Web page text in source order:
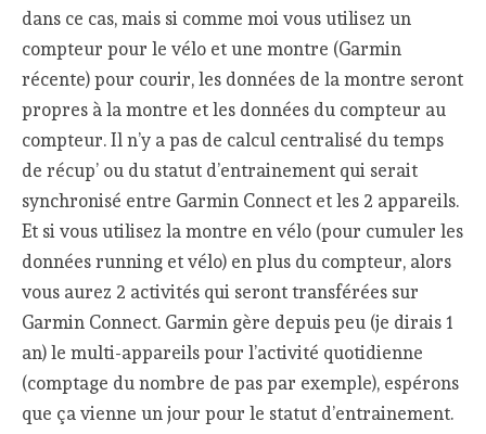
dans ce cas, mais si comme moi vous utilisez un
compteur pour le vélo et une montre (Garmin
récente) pour courir, les données de la montre seront
propres à la montre et les données du compteur au
compteur. Il n’y a pas de calcul centralisé du temps
de récup’ ou du statut d’entrainement qui serait
synchronisé entre Garmin Connect et les 2 appareils.
Et si vous utilisez la montre en vélo (pour cumuler les
données running et vélo) en plus du compteur, alors
vous aurez 2 activités qui seront transférées sur
Garmin Connect. Garmin gère depuis peu (je dirais 1
an) le multi-appareils pour l’activité quotidienne
(comptage du nombre de pas par exemple), espérons
que ça vienne un jour pour le statut d’entrainement.